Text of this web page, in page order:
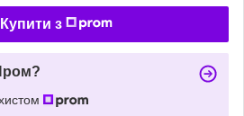
Купити з